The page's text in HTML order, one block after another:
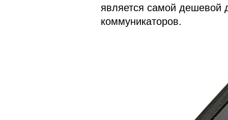
является самой дешевой
коммуникаторов.